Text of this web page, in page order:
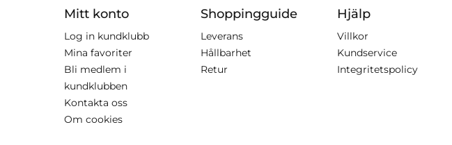
Mitt konto
Log in kundklubb
Mina favoriter
Bli medlem i
kundklubben
Kontakta oss
Om cookies
Shoppingguide
Leverans
Hållbarhet
Retur
Hjälp
Villkor
Kundservice
Integritetspolicy